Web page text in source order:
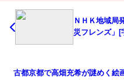
ＮＨＫ地域
災フレンズ」
古都京都で高畑充希が謎めく絵